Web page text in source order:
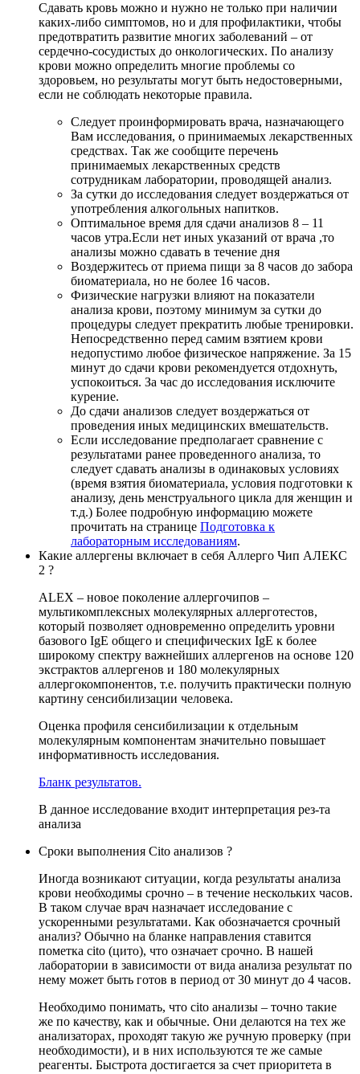
Сдавать кровь можно и нужно не только при наличии
каких-либо симптомов, но и для профилактики, чтобы
предотвратить развитие многих заболеваний – от
сердечно-сосудистых до онкологических. По анализу
крови можно определить многие проблемы со
здоровьем, но результаты могут быть недостоверными,
если не соблюдать некоторые правила.
Следует проинформировать врача, назначающего
Вам исследования, о принимаемых лекарственных
средствах. Так же сообщите перечень
принимаемых лекарственных средств
сотрудникам лаборатории, проводящей анализ.
За сутки до исследования следует воздержаться от
употребления алкогольных напитков.
Оптимальное время для сдачи анализов 8 – 11
часов утра.Если нет иных указаний от врача ,то
анализы можно сдавать в течение дня
Воздержитесь от приема пищи за 8 часов до забора
биоматериала, но не более 16 часов.
Физические нагрузки влияют на показатели
анализа крови, поэтому минимум за сутки до
процедуры следует прекратить любые тренировки.
Непосредственно перед самим взятием крови
недопустимо любое физическое напряжение. За 15
минут до сдачи крови рекомендуется отдохнуть,
успокоиться. За час до исследования исключите
курение.
До сдачи анализов следует воздержаться от
проведения иных медицинских вмешательств.
Если исследование предполагает сравнение с
результатами ранее проведенного анализа, то
следует сдавать анализы в одинаковых условиях
(время взятия биоматериала, условия подготовки к
анализу, день менструального цикла для женщин и
т.д.) Более подробную информацию можете
прочитать на странице Подготовка к
лабораторным исследованиям.
Какие аллергены включает в себя Аллерго Чип АЛЕКС
2 ?
ALEX – новое поколение аллергочипов –
мультикомплексных молекулярных аллерготестов,
который позволяет одновременно определить уровни
базового IgE общего и специфических IgE к более
широкому спектру важнейших аллергенов на основе 120
экстрактов аллергенов и 180 молекулярных
аллергокомпонентов, т.е. получить практически полную
картину сенсибилизации человека.
Оценка профиля сенсибилизации к отдельным
молекулярным компонентам значительно повышает
информативность исследования.
Бланк результатов.
В данное исследование входит интерпретация рез-та
анализа
Сроки выполнения Cito анализов ?
Иногда возникают ситуации, когда результаты анализа
крови необходимы срочно – в течение нескольких часов.
В таком случае врач назначает исследование с
ускоренными результатами. Как обозначается срочный
анализ? Обычно на бланке направления ставится
пометка cito (цито), что означает срочно. В нашей
лаборатории в зависимости от вида анализа результат по
нему может быть готов в период от 30 минут до 4 часов.
Необходимо понимать, что cito анализы – точно такие
же по качеству, как и обычные. Они делаются на тех же
анализаторах, проходят такую же ручную проверку (при
необходимости), и в них используются те же самые
реагенты. Быстрота достигается за счет приоритета в